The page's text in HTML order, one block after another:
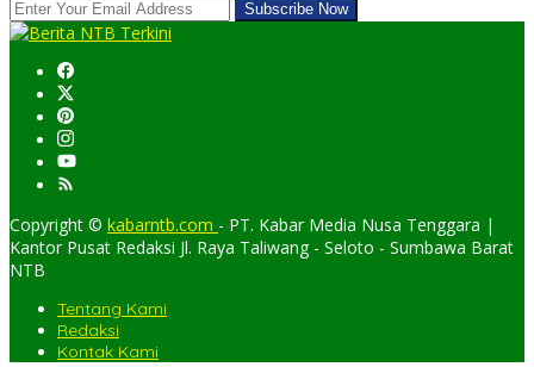
Copyright © kabarntb.com - PT. Kabar Media Nusa Tenggara |
Kantor Pusat Redaksi Jl. Raya Taliwang - Seloto - Sumbawa Barat
NTB
Tentang Kami
Redaksi
Kontak Kami